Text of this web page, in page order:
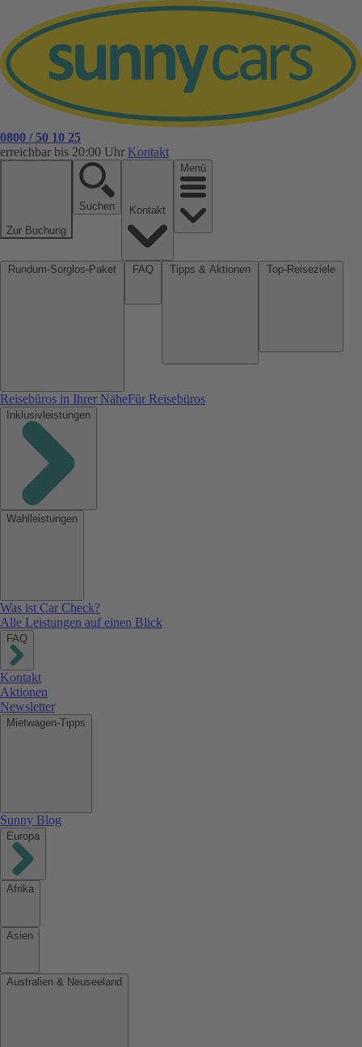
0800 / 50 10 25
erreichbar bis 20:00 Uhr Kontakt
Zur Buchung
Suchen
Menü
Reisebüros in Ihrer NäheFür Reisebüros
Inklusivleistungen
Wahlleistungen
Was ist Car Check?
Alle Leistungen auf einen Blick
FAQ
Kontakt
Aktionen
Newsletter
Mietwagen-Tipps
Sunny Blog
Europa
Afrika
Asien
Australien & Neuseeland